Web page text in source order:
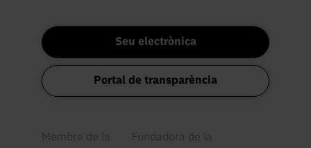
Seu electrònica
Portal de transparència
Membre de la Fundadora de la